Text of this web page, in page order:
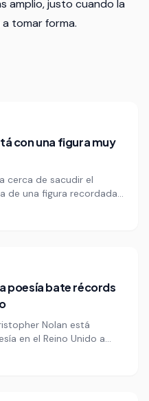
amplio, justo cuando la
tomar forma.
con una figura muy
cerca de sacudir el
de una figura recordada
que golpearía de frente a
una fórmula que ya
poesía bate récords
Nolan está
en el Reino Unido a
30 semanas de 2026, el
un salto de 13,3% frente